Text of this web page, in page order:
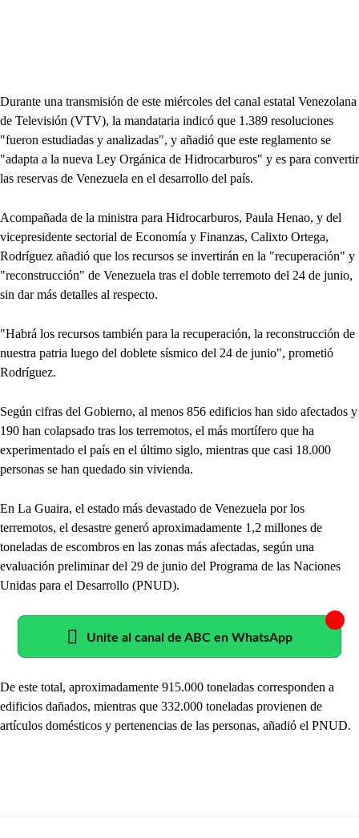
Durante una transmisión de este miércoles del canal estatal Venezolana
de Televisión (VTV), la mandataria indicó que 1.389 resoluciones
"fueron estudiadas y analizadas", y añadió que este reglamento se
"adapta a la nueva Ley Orgánica de Hidrocarburos" y es para convertir
las reservas de Venezuela en el desarrollo del país.
Acompañada de la ministra para Hidrocarburos, Paula Henao, y del
vicepresidente sectorial de Economía y Finanzas, Calixto Ortega,
Rodríguez añadió que los recursos se invertirán en la "recuperación" y
"reconstrucción" de Venezuela tras el doble terremoto del 24 de junio,
sin dar más detalles al respecto.
"Habrá los recursos también para la recuperación, la reconstrucción de
nuestra patria luego del doblete sísmico del 24 de junio", prometió
Rodríguez.
Según cifras del Gobierno, al menos 856 edificios han sido afectados y
190 han colapsado tras los terremotos, el más mortífero que ha
experimentado el país en el último siglo, mientras que casi 18.000
personas se han quedado sin vivienda.
En La Guaira, el estado más devastado de Venezuela por los
terremotos, el desastre generó aproximadamente 1,2 millones de
toneladas de escombros en las zonas más afectadas, según una
evaluación preliminar del 29 de junio del Programa de las Naciones
Unidas para el Desarrollo (PNUD).
Unite al canal de ABC en WhatsApp
De este total, aproximadamente 915.000 toneladas corresponden a
edificios dañados, mientras que 332.000 toneladas provienen de
artículos domésticos y pertenencias de las personas, añadió el PNUD.